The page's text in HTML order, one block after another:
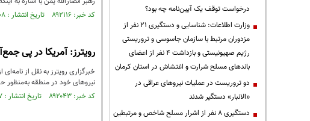
کد خبر: ۸۹۲۱۱۶ تاریخ انتشار : ۱۴۰۵/۰۵/۰۸
رویترز: آمریکا در پی
خبرگزاری رویترز به نقل از
نیروهای خود در منطقه به‌منظور
کد خبر: ۸۹۲۰۴۳ تاریخ انتشار : ۱۴۰۵/۰۵/۰۷
درخواست توقف یک آیین‌نامه چه بود؟
وزارت اطلاعات: شناسایی و دستگیری ۲۱ نفر از
مزدوران مرتبط با سازمان جاسوسی و تروریستی
رژیم صهیونیستی و بازداشت ۴ نفر از اعضای
باندهای مسلح شرارت و اغتشاش در استان کرمان
دو تروریست در عملیات نیروهای عراقی در
«الانبار» دستگیر شدند
دستگیری ۸ نفر از اشرار مسلح شاخص و مرتبطین